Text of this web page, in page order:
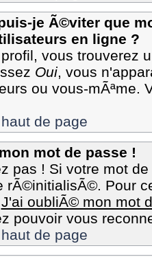
je Ã©viter que
en ligne ?
vous trouverez
Oui, vous
ou vous-mÃªme.
de page
mot de passe !
pas ! Si votre mot
rÃ©initialisÃ©. Pour
J'ai oubliÃ© mon mot
pouvoir vous
de page